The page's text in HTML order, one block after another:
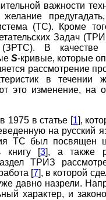
важности
(ТС). Кроме
Задач
В качестве
S-кривые, которые
рассмотрение
в течении
это изменение, на
1975 в статье [1],
на русский
ТС был посвящен
книгу [3], а также
ТРИЗ
[7], в которой
давно назрели.
характер, и